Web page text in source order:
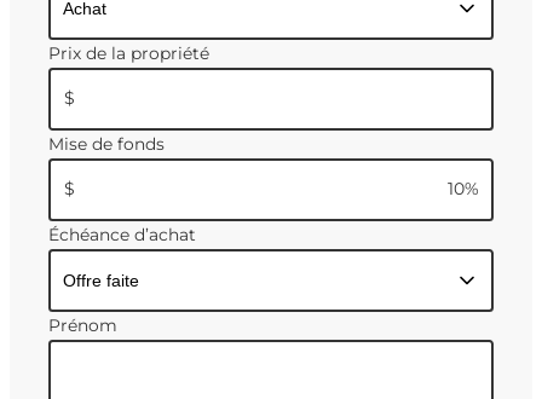
Prix de la propriété
$
Mise de fonds
$ 10%
Échéance d’achat
Prénom